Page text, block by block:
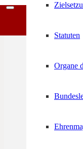
Statuten
Organe